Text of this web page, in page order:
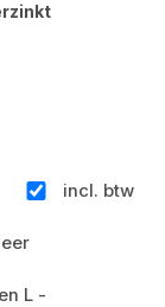
incl. btw
L -